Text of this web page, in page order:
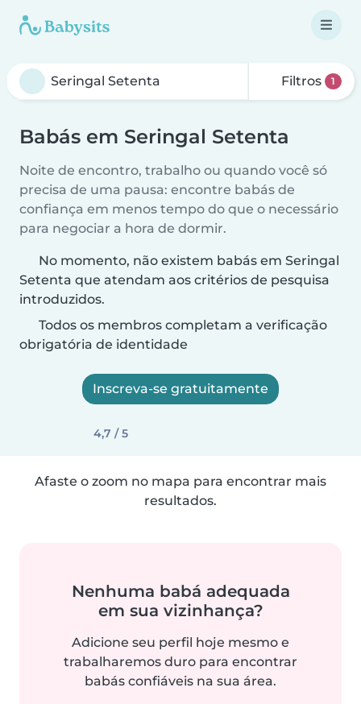
Filtros 1
Babás em Seringal Setenta
Noite de encontro, trabalho ou quando você só
precisa de uma pausa: encontre babás de
confiança em menos tempo do que o necessário
para negociar a hora de dormir.
No momento, não existem babás em Seringal
Setenta que atendam aos critérios de pesquisa
introduzidos.
Todos os membros completam a verificação
obrigatória de identidade
Inscreva-se gratuitamente
4,7 / 5
Afaste o zoom no mapa para encontrar mais
resultados.
Nenhuma babá adequada
em sua vizinhança?
Adicione seu perfil hoje mesmo e
trabalharemos duro para encontrar
babás confiáveis na sua área.